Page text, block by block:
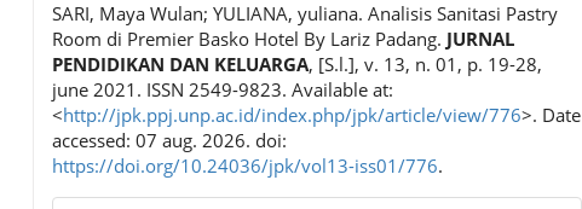
SARI, Maya Wulan; YULIANA, yuliana. Analisis Sanitasi Pastry
Room di Premier Basko Hotel By Lariz Padang. JURNAL
PENDIDIKAN DAN KELUARGA, [S.l.], v. 13, n. 01, p. 19-28,
june 2021. ISSN 2549-9823. Available at:
<http://jpk.ppj.unp.ac.id/index.php/jpk/article/view/776>. Date
accessed: 07 aug. 2026. doi:
https://doi.org/10.24036/jpk/vol13-iss01/776.